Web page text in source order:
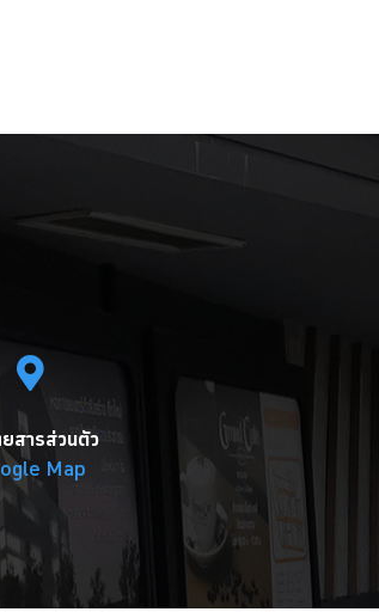
สารส่วนตัว
Map